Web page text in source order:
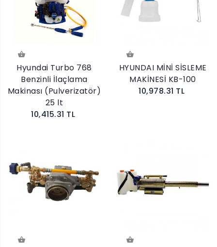
Hyundai Turbo 768
Benzinli İlaçlama
Makinası (Pulverizatör)
25 lt
10,415.31 TL
HYUNDAI MİNİ SİSLEME
MAKİNESİ KB-100
10,978.31 TL